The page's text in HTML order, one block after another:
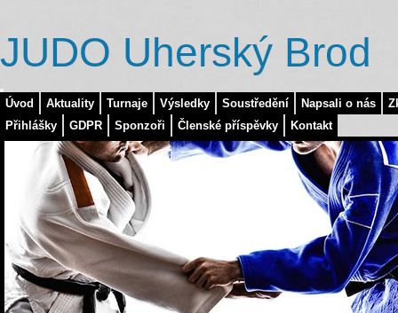
Úvod Aktuality Turnaje Výsledky Soustředění Napsali o nás
Přihlášky
GDPR Sponzoři Členské příspěvky Kontakt
JUDO Uherský Brod